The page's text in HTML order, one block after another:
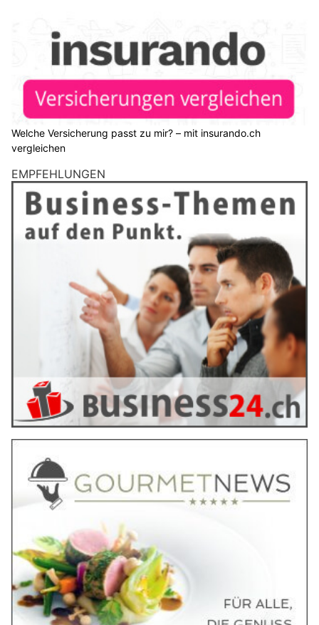
Weiterlesen
Zuverlässige Gebäudesanierung in der Schweiz – JGP Group GmbH
Welche Versicherung passt zu mir? – mit insurando.ch vergleichen
Bellinzona TI: Waffenübergabe an 25 Polizei-
Aspiranten der Polizeischule
17.12.25 VON BELMEDIA REDAKTION
Am 12. Dezember fand im Gemeinderatsaal von Bellinzona
die Zeremonie zur Übergabe der Waffe an die Aspiranten der
Polizeischule des 5. Prüfbezirkes (SCP2025) statt.
Insgesamt nahmen 25 Aspirantinnen und Aspiranten an der
feierlichen Veranstaltung teil.
Schweiz: Betrüger locken Dating-Opfer mit
Fake-Tickets in die Falle
20.03.25 VON BELMEDIA REDAKTION
Sie lernen eine sympathische Person auf einer Dating-
Theatererlebnis vor – klingt vielversprechend, oder?
Doch Vorsicht: Hinter der Einladung könnte ein perfider Betrug
stecken.
Weiterlesen
Kapo Tessin: Kriminaltechnik gewährt Schülern
spannende Einblicke in die Forensik
04.06.26 VON BELMEDIA REDAKTION